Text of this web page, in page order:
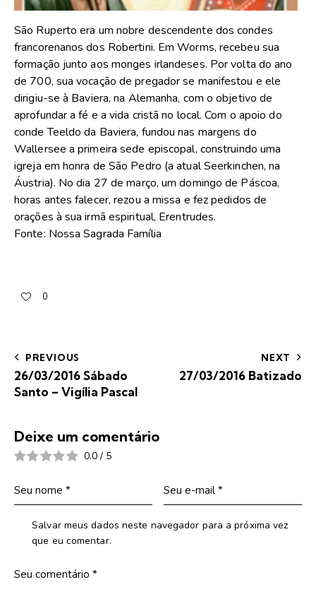
São Ruperto era um nobre descendente dos condes
francorenanos dos Robertini. Em Worms, recebeu sua
formação junto aos monges irlandeses. Por volta do ano
de 700, sua vocação de pregador se manifestou e ele
dirigiu-se à Baviera, na Alemanha, com o objetivo de
aprofundar a fé e a vida cristã no local. Com o apoio do
conde Teeldo da Baviera, fundou nas margens do
Wallersee a primeira sede episcopal, construindo uma
igreja em honra de São Pedro (a atual Seerkinchen, na
Áustria). No dia 27 de março, um domingo de Páscoa,
horas antes falecer, rezou a missa e fez pedidos de
orações à sua irmã espiritual, Erentrudes.
Fonte: Nossa Sagrada Família
0
PREVIOUS
26/03/2016 Sábado
Santo – Vigília Pascal
NEXT
27/03/2016 Batizado
Deixe um comentário
0.0 / 5
Salvar meus dados neste navegador para a próxima vez
que eu comentar.